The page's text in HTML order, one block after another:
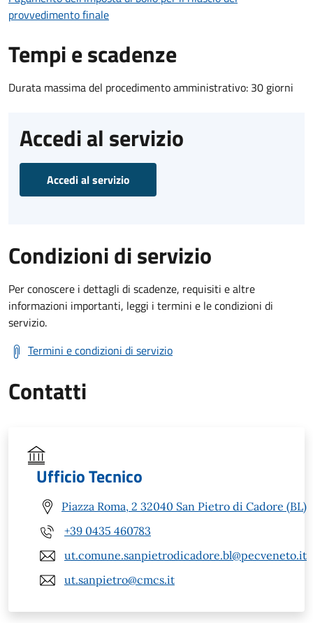
provvedimento finale
Tempi e scadenze
Durata massima del procedimento amministrativo: 30 giorni
Accedi al servizio
Accedi al servizio
Condizioni di servizio
Per conoscere i dettagli di scadenze, requisiti e altre
informazioni importanti, leggi i termini e le condizioni di
servizio.
Termini e condizioni di servizio
Contatti
Ufficio Tecnico
Piazza Roma, 2 32040 San Pietro di Cadore (BL)
+39 0435 460783
ut.comune.sanpietrodicadore.bl@pecveneto.it
ut.sanpietro@cmcs.it